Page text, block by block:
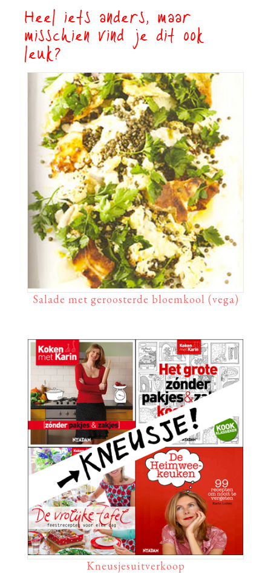
Heel iets anders, maar
misschien vind je dit ook
leuk?
Salade met geroosterde bloemkool (vega)
Kneusjesuitverkoop